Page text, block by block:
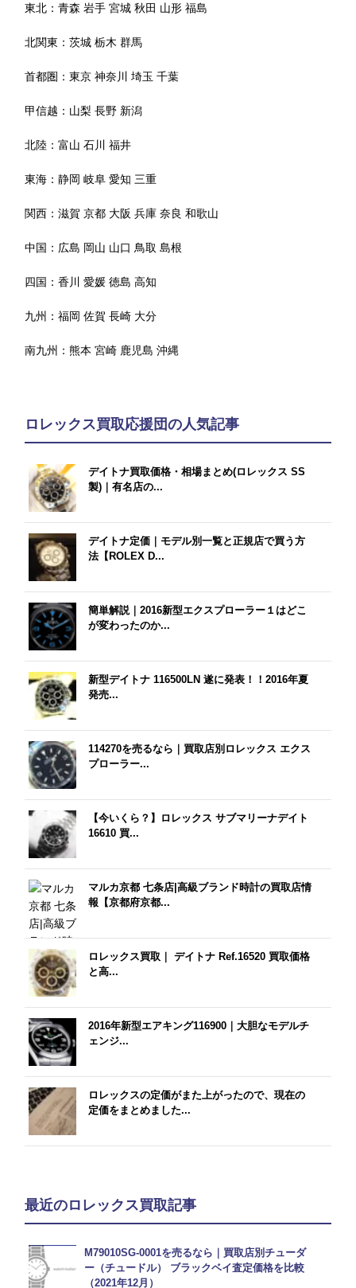
東北：青森 岩手 宮城 秋田 山形 福島
北関東：茨城 栃木 群馬
首都圏：東京 神奈川 埼玉 千葉
甲信越： 山梨 長野 新潟
北陸：富山 石川 福井
東海：静岡 岐阜 愛知 三重
関西：滋賀 京都 大阪 兵庫 奈良 和歌山
中国： 広島 岡山 山口 鳥取 島根
四国：香川 愛媛 徳島 高知
九州：福岡 佐賀 長崎 大分
南九州：熊本 宮崎 鹿児島 沖縄
ロレックス買取応援団の人気記事
デイトナ買取価格・相場まとめ(ロレックス SS
製)｜有名店の...
デイトナ定価｜モデル別一覧と正規店で買う方
法【ROLEX D...
簡単解説｜2016新型エクスプローラー１はどこ
が変わったのか...
新型デイトナ 116500LN 遂に発表！！2016年夏
発売...
114270を売るなら｜買取店別ロレックス エクス
プローラー...
【今いくら？】ロレックス サブマリーナデイト
16610 買...
マルカ京都 七条店|高級ブランド時計の買取店情
報【京都府京都...
ロレックス買取｜ デイトナ Ref.16520 買取価格
と高...
2016年新型エアキング116900｜大胆なモデルチ
ェンジ...
ロレックスの定価がまた上がったので、現在の
定価をまとめました...
最近のロレックス買取記事
M79010SG-0001を売るなら｜買取店別チューダ
ー（チュードル） ブラックベイ査定価格を比較
（2021年12月）